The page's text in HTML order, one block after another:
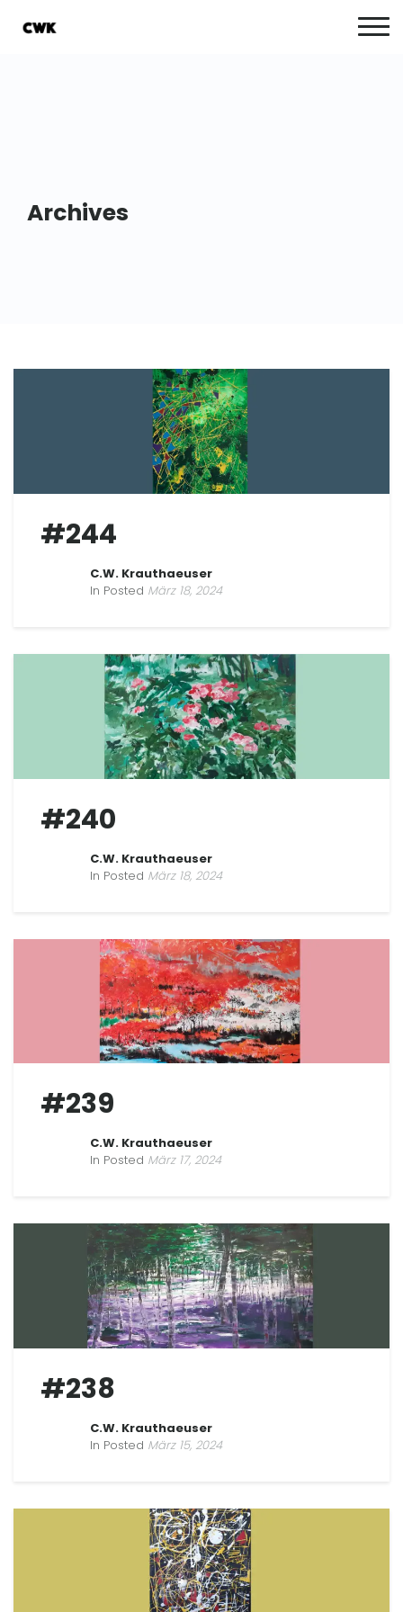
Archives
#244
C.W. Krauthaeuser
In Posted März 18, 2024
#240
C.W. Krauthaeuser
In Posted März 18, 2024
#239
C.W. Krauthaeuser
In Posted März 17, 2024
#238
C.W. Krauthaeuser
In Posted März 15, 2024